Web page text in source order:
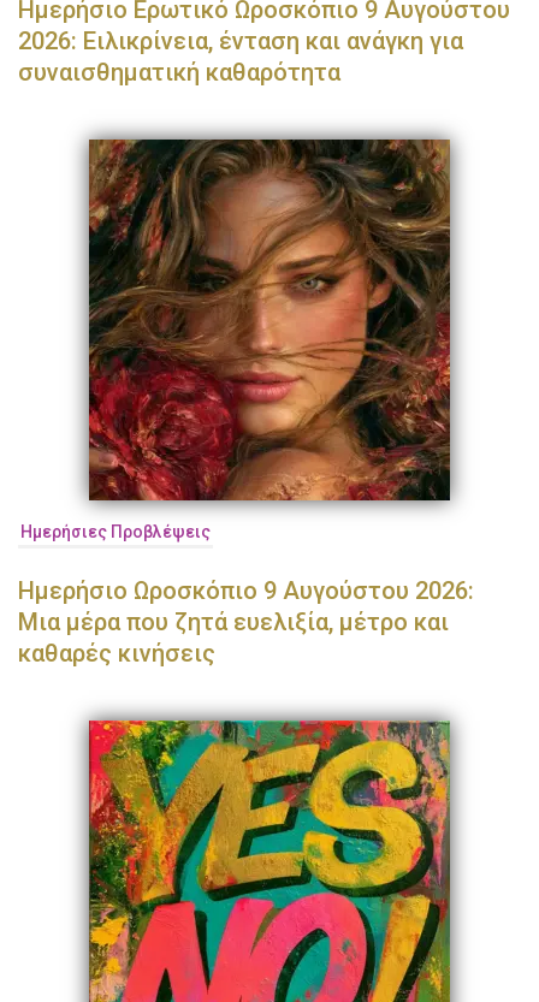
Ημερήσιο Ερωτικό Ωροσκόπιο 9 Αυγούστου
2026: Ειλικρίνεια, ένταση και ανάγκη για
συναισθηματική καθαρότητα
Ημερήσιες Προβλέψεις
Ημερήσιο Ωροσκόπιο 9 Αυγούστου 2026:
Μια μέρα που ζητά ευελιξία, μέτρο και
καθαρές κινήσεις